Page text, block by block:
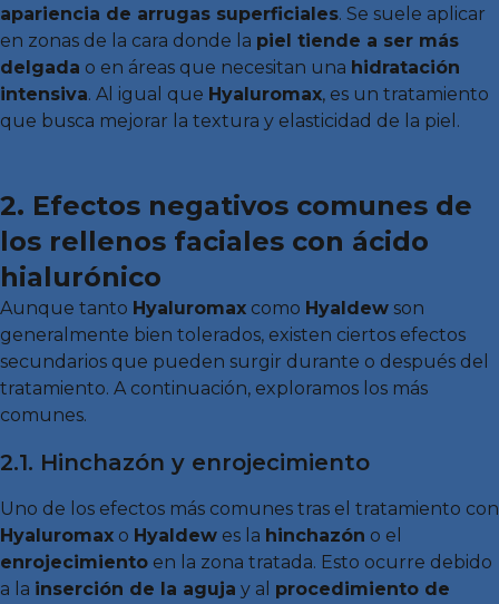
apariencia de arrugas superficiales. Se suele aplicar
en zonas de la cara donde la piel tiende a ser más
delgada o en áreas que necesitan una hidratación
intensiva. Al igual que Hyaluromax, es un tratamiento
que busca mejorar la textura y elasticidad de la piel.
2. Efectos negativos comunes de
los rellenos faciales con ácido
hialurónico
Aunque tanto Hyaluromax como Hyaldew son
generalmente bien tolerados, existen ciertos efectos
secundarios que pueden surgir durante o después del
tratamiento. A continuación, exploramos los más
comunes.
2.1. Hinchazón y enrojecimiento
Uno de los efectos más comunes tras el tratamiento con
Hyaluromax o Hyaldew es la hinchazón o el
enrojecimiento en la zona tratada. Esto ocurre debido
a la inserción de la aguja y al procedimiento de